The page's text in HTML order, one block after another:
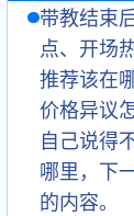
带教结束
点、开场
推荐该在
价格异议
自己说得
哪里，下
的内容。